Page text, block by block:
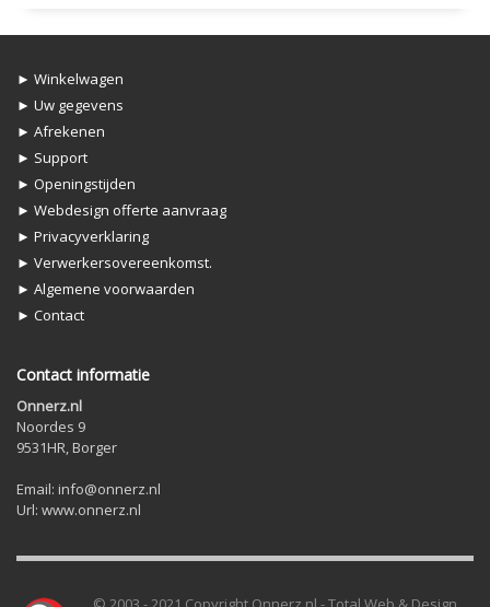
► Winkelwagen
► Uw gegevens
► Afrekenen
► Support
► Openingstijden
► Webdesign offerte aanvraag
► Privacyverklaring
► Verwerkersovereenkomst.
► Algemene voorwaarden
► Contact
Contact informatie
Onnerz.nl
Noordes 9
9531HR, Borger
Email: info@onnerz.nl
Url: www.onnerz.nl